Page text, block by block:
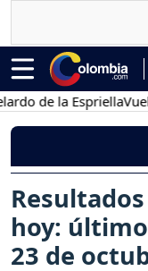
la EspriellaVuelta a
hoy:
23 de